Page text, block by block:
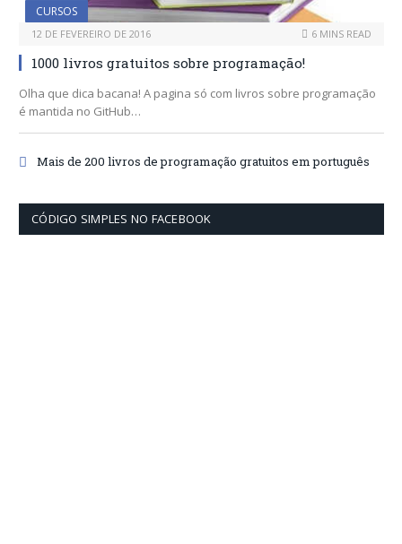
CURSOS
12 DE FEVEREIRO DE 2016 6 MINS READ
1000 livros gratuitos sobre programação!
Olha que dica bacana! A pagina só com livros sobre programação
é mantida no GitHub…
Mais de 200 livros de programação gratuitos em português
CÓDIGO SIMPLES NO FACEBOOK